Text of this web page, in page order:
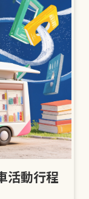
活動行程